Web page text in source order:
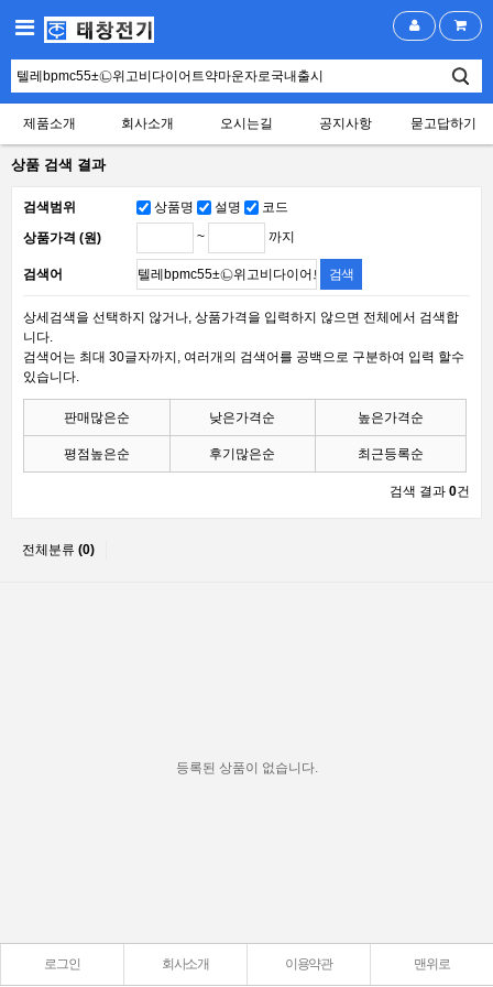
제품소개 회사소개 오시는길 공지사항 묻고답하기
상품 검색 결과
검색범위 상품명 설명
코드
상품가격 (원)
~ 까지
검색어
상세검색을 선택하지 않거나, 상품가격을 입력하지 않으면 전체에서 검색합
니다.
검색어는 최대 30글자까지, 여러개의 검색어를 공백으로 구분하여 입력 할수
있습니다.
판매많은순 낮은가격순 높은가격순
평점높은순 후기많은순 최근등록순
검색 결과 0건
전체분류 (0)
등록된 상품이 없습니다.
로그인 회사소개 이용약관 맨위로